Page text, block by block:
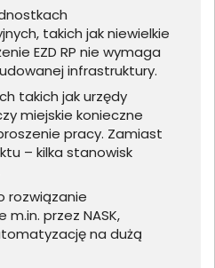
takich jak niewielkie
EZD RP nie wymaga
infrastruktury.
takich jak urzędy
miejskie konieczne
pracy. Zamiast
– kilka stanowisk
rozwiązanie
przez NASK,
na dużą